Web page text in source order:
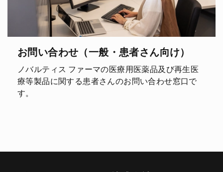
お問い合わせ（一般・患者さん向け）
ノバルティス ファーマの医療用医薬品及び再生医
療等製品に関する患者さんのお問い合わせ窓口で
す。